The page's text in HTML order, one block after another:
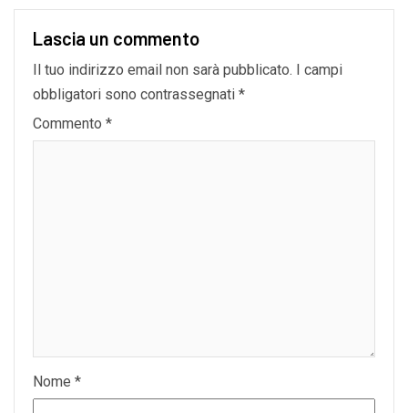
Lascia un commento
Il tuo indirizzo email non sarà pubblicato.
I campi
obbligatori sono contrassegnati *
Commento *
Nome *